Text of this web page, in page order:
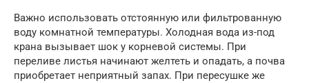
Важно использовать отстоянную или фильтрованную
воду комнатной температуры. Холодная вода из-под
крана вызывает шок у корневой системы. При
переливе листья начинают желтеть и опадать, а почва
приобретает неприятный запах. При пересушке же